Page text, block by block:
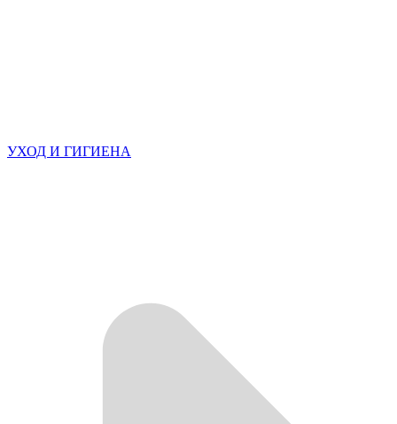
УХОД И ГИГИЕНА